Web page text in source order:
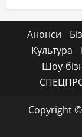
Анонси
Культура
Шоу-
Copyright